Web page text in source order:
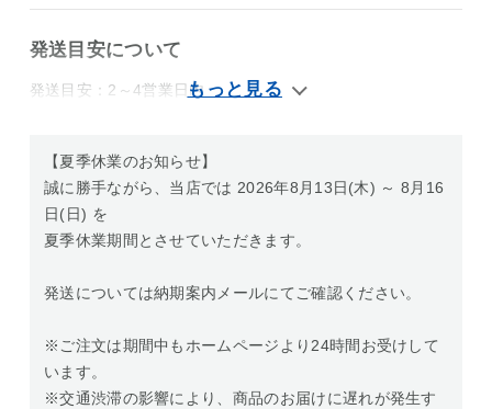
発送目安について
発送目安：2～4営業日内
【夏季休業のお知らせ】
誠に勝手ながら、当店では 2026年8月13日(木) ～ 8月16
日(日) を
夏季休業期間とさせていただきます。
発送については納期案内メールにてご確認ください。
※ご注文は期間中もホームページより24時間お受けして
います。
※交通渋滞の影響により、商品のお届けに遅れが発生す